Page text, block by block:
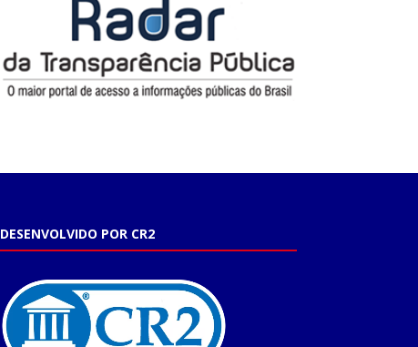
DESENVOLVIDO POR CR2